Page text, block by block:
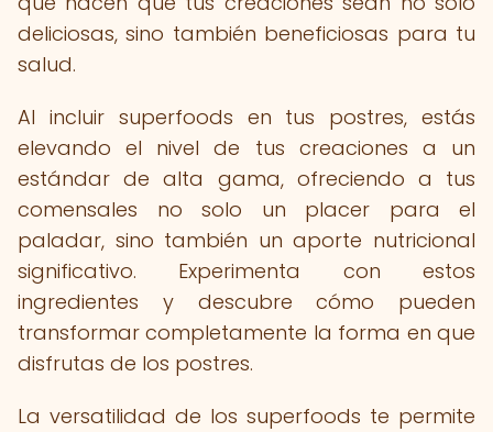
deliciosas, sino también beneficiosas para tu
salud.
Al incluir superfoods en tus postres, estás
elevando el nivel de tus creaciones a un
estándar de alta gama, ofreciendo a tus
comensales no solo un placer para el
paladar, sino también un aporte nutricional
significativo. Experimenta con estos
ingredientes y descubre cómo pueden
transformar completamente la forma en que
disfrutas de los postres.
La versatilidad de los superfoods te permite